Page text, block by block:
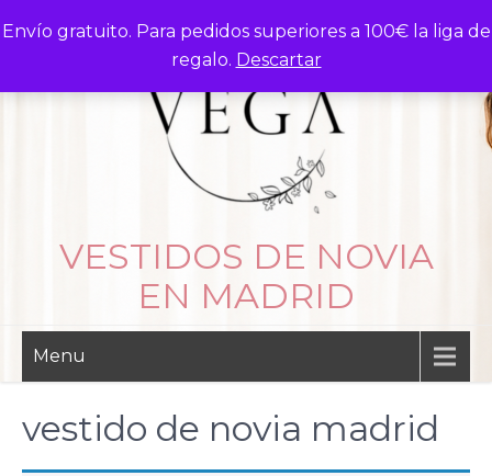
Envío gratuito. Para pedidos superiores a 100€ la liga de
regalo. Descartar
to
VESTIDOS DE NOVIA
EN MADRID
Menu
vestido de novia madrid